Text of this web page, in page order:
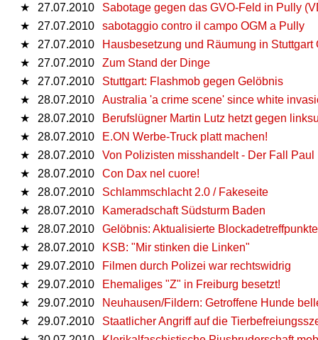
★
27.07.2010
Sabotage gegen das GVO-Feld in Pully
★
27.07.2010
sabotaggio contro il campo OGM a Pully
★
27.07.2010
Hausbesetzung und Räumung in Stuttgart
★
27.07.2010
Zum Stand der Dinge
★
27.07.2010
Stuttgart: Flashmob gegen Gelöbnis
★
28.07.2010
Australia 'a crime scene' since white
★
28.07.2010
Berufslügner Martin Lutz hetzt gegen
★
28.07.2010
E.ON Werbe-Truck platt machen!
★
28.07.2010
Von Polizisten misshandelt - Der Fall Paul
★
28.07.2010
Con Dax nel cuore!
★
28.07.2010
Schlammschlacht 2.0 / Fakeseite
★
28.07.2010
Kameradschaft Südsturm Baden
★
28.07.2010
Gelöbnis: Aktualisierte
★
28.07.2010
KSB: "Mir stinken die Linken"
★
29.07.2010
Filmen durch Polizei war rechtswidrig
★
29.07.2010
Ehemaliges "Z" in Freiburg besetzt!
★
29.07.2010
Neuhausen/Fildern: Getroffene Hunde
★
29.07.2010
Staatlicher Angriff auf die